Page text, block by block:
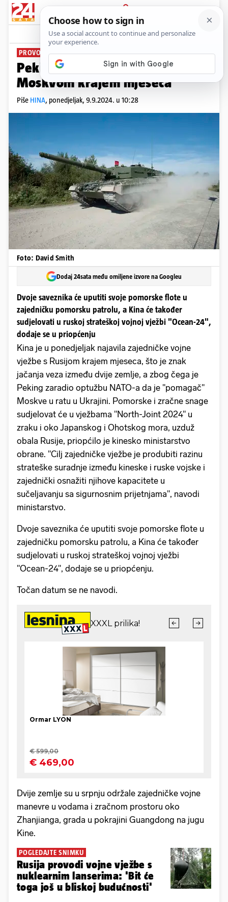
PRIJAVA
News Komentari
PROVOKACIJA?
Peking najavio vojne vježbe s
Moskvom krajem mjeseca
Piše HINA, ponedjeljak, 9.9.2024. u 10:28
Foto: David Smith
Dodaj 24sata među omiljene izvore na Googleu
Dvoje saveznika će uputiti svoje pomorske flote u
zajedničku pomorsku patrolu, a Kina će također
sudjelovati u ruskoj strateškoj vojnoj vježbi "Ocean-24",
dodaje se u priopćenju
Kina je u ponedjeljak najavila zajedničke vojne
vježbe s Rusijom krajem mjeseca, što je znak
jačanja veza između dvije zemlje, a zbog čega je
Peking zaradio optužbu NATO-a da je "pomagač"
Moskve u ratu u Ukrajini. Pomorske i zračne snage
sudjelovat će u vježbama "North-Joint 2024" u
zraku i oko Japanskog i Ohotskog mora, uzduž
obala Rusije, priopćilo je kinesko ministarstvo
obrane. "Cilj zajedničke vježbe je produbiti razinu
strateške suradnje između kineske i ruske vojske i
zajednički osnažiti njihove kapacitete u
sučeljavanju sa sigurnosnim prijetnjama", navodi
ministarstvo.
Dvoje saveznika će uputiti svoje pomorske flote u
zajedničku pomorsku patrolu, a Kina će također
sudjelovati u ruskoj strateškoj vojnoj vježbi
"Ocean-24", dodaje se u priopćenju.
Točan datum se ne navodi.
Dvije zemlje su u srpnju održale zajedničke vojne
manevre u vodama i zračnom prostoru oko
Zhanjianga, grada u pokrajini Guangdong na jugu
Kine.
POGLEDAJTE SNIMKU
Rusija provodi vojne vježbe s
nuklearnim lanserima: 'Bit će
toga još u bliskoj budućnosti'